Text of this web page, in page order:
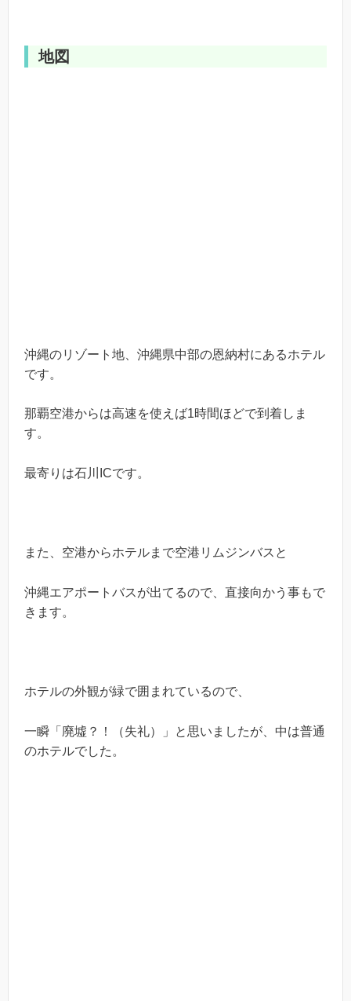
地図
沖縄のリゾート地、沖縄県中部の恩納村にあるホテル
です。
那覇空港からは高速を使えば1時間ほどで到着しま
す。
最寄りは石川ICです。
また、空港からホテルまで空港リムジンバスと
沖縄エアポートバスが出てるので、直接向かう事もで
きます。
ホテルの外観が緑で囲まれているので、
一瞬「廃墟？！（失礼）」と思いましたが、中は普通
のホテルでした。